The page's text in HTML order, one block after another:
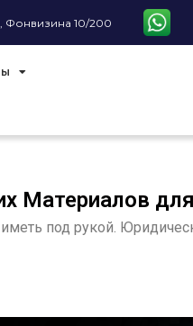
Фонвизина 10/200
Материалов
под рукой.
ГАЙД: ЧТО ВЫБРАТЬ